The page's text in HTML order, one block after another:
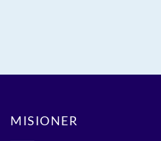
MISIONER